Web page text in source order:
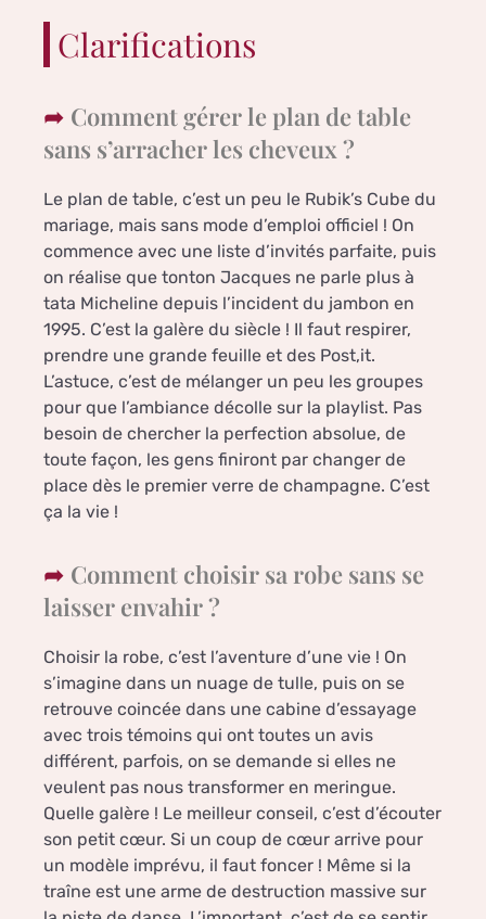
Clarifications
Comment gérer le plan de table
sans s’arracher les cheveux ?
Le plan de table, c’est un peu le Rubik’s Cube du
mariage, mais sans mode d’emploi officiel ! On
commence avec une liste d’invités parfaite, puis
on réalise que tonton Jacques ne parle plus à
tata Micheline depuis l’incident du jambon en
1995. C’est la galère du siècle ! Il faut respirer,
prendre une grande feuille et des Post,it.
L’astuce, c’est de mélanger un peu les groupes
pour que l’ambiance décolle sur la playlist. Pas
besoin de chercher la perfection absolue, de
toute façon, les gens finiront par changer de
place dès le premier verre de champagne. C’est
ça la vie !
Comment choisir sa robe sans se
laisser envahir ?
Choisir la robe, c’est l’aventure d’une vie ! On
s’imagine dans un nuage de tulle, puis on se
retrouve coincée dans une cabine d’essayage
avec trois témoins qui ont toutes un avis
différent, parfois, on se demande si elles ne
veulent pas nous transformer en meringue.
Quelle galère ! Le meilleur conseil, c’est d’écouter
son petit cœur. Si un coup de cœur arrive pour
un modèle imprévu, il faut foncer ! Même si la
traîne est une arme de destruction massive sur